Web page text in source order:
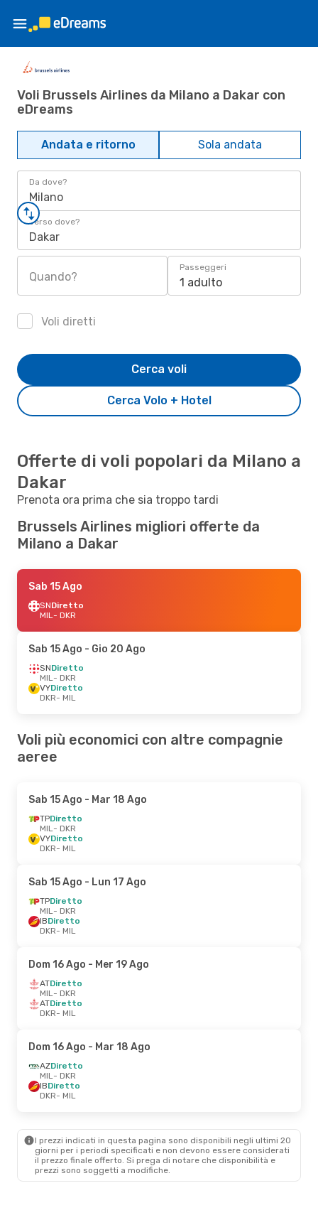
Voli Brussels Airlines da Milano a Dakar con
eDreams
Andata e ritorno Sola andata
Da dove?
Milano
Verso dove?
Dakar
Quando?
Passeggeri
1 adulto
Voli diretti
Cerca Volo + Hotel
Cerca voli
Offerte di voli popolari da Milano a
Dakar
Prenota ora prima che sia troppo tardi
Brussels Airlines migliori offerte da
Milano a Dakar
Sab 15 Ago
SNDiretto
MIL- DKR
Sab 15 Ago - Gio 20 Ago
SNDiretto
MIL- DKR
VYDiretto
DKR- MIL
Voli più economici con altre compagnie
aeree
Sab 15 Ago - Mar 18 Ago
TPDiretto
MIL- DKR
VYDiretto
DKR- MIL
Sab 15 Ago - Lun 17 Ago
TPDiretto
MIL- DKR
IBDiretto
DKR- MIL
Dom 16 Ago - Mer 19 Ago
ATDiretto
MIL- DKR
ATDiretto
DKR- MIL
Dom 16 Ago - Mar 18 Ago
AZDiretto
MIL- DKR
IBDiretto
DKR- MIL
I prezzi indicati in questa pagina sono disponibili negli ultimi 20
giorni per i periodi specificati e non devono essere considerati
il ​​prezzo finale offerto. Si prega di notare che disponibilità e
prezzi sono soggetti a modifiche.